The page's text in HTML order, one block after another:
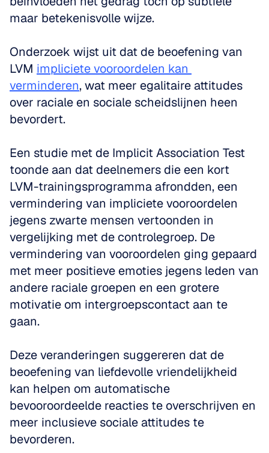
maar betekenisvolle wijze.
Onderzoek wijst uit dat de beoefening van
LVM impliciete vooroordelen kan
verminderen, wat meer egalitaire attitudes
over raciale en sociale scheidslijnen heen
bevordert.
Een studie met de Implicit Association Test
toonde aan dat deelnemers die een kort
LVM-trainingsprogramma afrondden, een
vermindering van impliciete vooroordelen
jegens zwarte mensen vertoonden in
vergelijking met de controlegroep. De
vermindering van vooroordelen ging gepaard
met meer positieve emoties jegens leden van
andere raciale groepen en een grotere
motivatie om intergroepscontact aan te
gaan.
Deze veranderingen suggereren dat de
beoefening van liefdevolle vriendelijkheid
kan helpen om automatische
bevooroordeelde reacties te overschrijven en
meer inclusieve sociale attitudes te
bevorderen.